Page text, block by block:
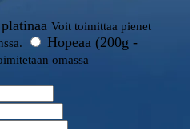
Voit toimittaa pienet
Hopeaa (200g -
omassa